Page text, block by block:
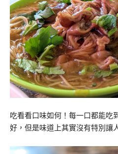
吃看看口味如何！每一口都能吃
好，但是味道上其實沒有特別讓